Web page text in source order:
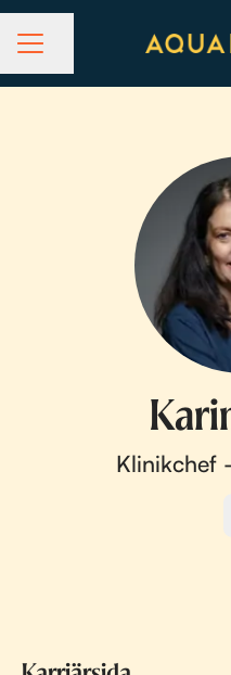
KARRIÄRMENY
Dela sidan
Klinikchef